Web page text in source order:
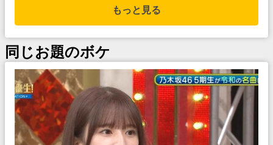
もっと見る
同じお題のボケ